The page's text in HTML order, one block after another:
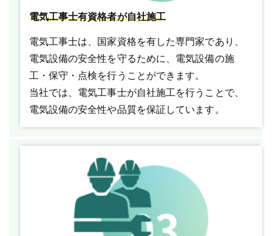
電気工事士有資格者が自社施工
電気工事士は、国家資格を有した専門家であり、
電気設備の安全性を守るために、電気設備の施
工・保守・点検を行うことができます。
当社では、電気工事士が自社施工を行うことで、
電気設備の安全性や品質を保証しています。